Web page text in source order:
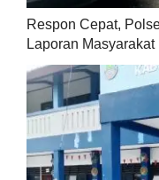
Respon Cepat,
Laporan